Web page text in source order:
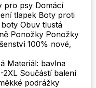
pro psy Domácí
tlapek Boty proti
Obuv tlustá
Ponožky Ponožky
100% nové,
Materiál: bavlna
2XL Součástí balení
podrážky